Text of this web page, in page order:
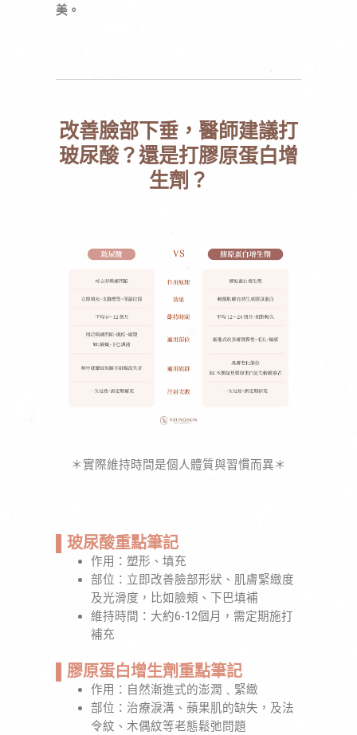
美。
改善臉部下垂，醫師建議打
玻尿酸？還是打膠原蛋白增
生劑？
＊實際維持時間是個人體質與習慣而異＊
▌玻尿酸重點筆記
作用：塑形、填充
部位：立即改善臉部形狀、肌膚緊緻度
及光滑度，比如臉頰、下巴填補
維持時間：大約6-12個月，需定期施打
補充
▌膠原蛋白增生劑重點筆記
作用：自然漸進式的澎潤﹑緊緻
部位：治療淚溝、蘋果肌的缺失，及法
令紋、木偶紋等老態鬆弛問題